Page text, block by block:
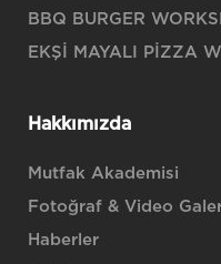
BBQ BURGER
EKŞİ MAYALI PİZZA
Hakkımızda
Mutfak Akademisi
Fotoğraf & Video
Haberler